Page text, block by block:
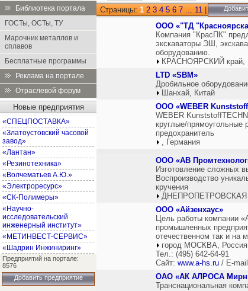
Библиотека портала
ГОСТы, ОСТы, ТУ
Марочник металлов и
сплавов
Бесплатные программы
Реклама на портале
Отраслевой форум
Новые предприятия
«СПЕЦПОСТАВКА»
«Златоустовский часовой
завод»
«Лантан»
«Резинотехника»
«Волчематьев А.Ю.»
«Электроресурс»
«СК-Полимеры»
«Научно-
исследовательский
инженерный институт»
«МЕТИНВЕСТ-СЕРВИС»
«Шадрин Инжиниринг»
Предприятий на портале:
8576
Добавить предприятие
Страницы: 1 2 3 4 5 6 7 ... 11
ООО «"ТД
Компания "КрасПК"
экскаваторы ЭШ,
оборудованию.
КРАСНОЯРСКИЙ край,
LTD «SBM»
Дробильное
Шанхай, Китай
ООО «WEBER
WEBER
круглые/прямоугольные
предохранитель
, Германия
ООО «АВ
Изготовление сложных
Воспроизводство
кручения
ДНЕПРОПЕТРОВСКАЯ
ООО «Айзенхаус»
Цель работы компании
промышленных
отечественном так и на
город МОСКВА, Россия
Тел.: (495) 642-64-91
Сайт: www.a-hs.ru / E-
ОАО «АК АЛРОСА
Транснациональная